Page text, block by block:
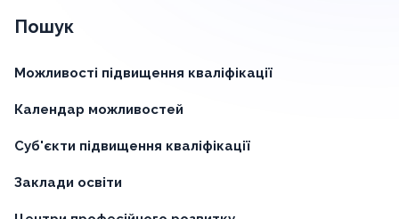
Пошук
Можливості підвищення кваліфікації
Календар можливостей
Суб'єкти підвищення кваліфікації
Заклади освіти